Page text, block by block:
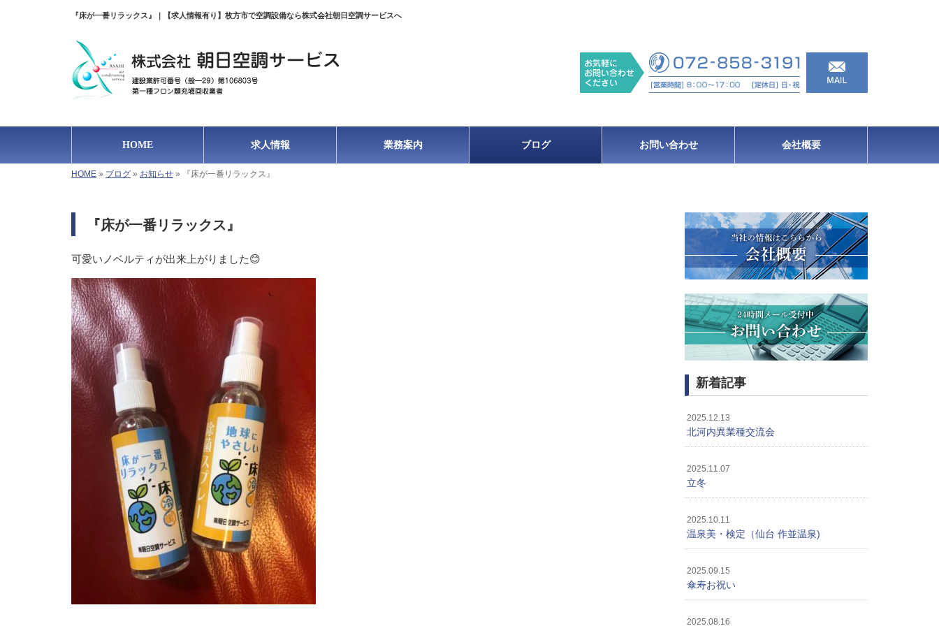
『床が一番リラックス』｜【求人情報有り】枚方市で空調設備なら株式会社朝日空調サービスへ
HOME 求人情報 業務案内 ブログ お問い合わせ 会社概要
HOME » ブログ » お知らせ » 『床が一番リラックス』
『床が一番リラックス』
可愛いノベルティが出来上がりました😊
新着記事
2025.12.13
北河内異業種交流会
2025.11.07
立冬
2025.10.11
温泉美・検定（仙台 作並温泉)
2025.09.15
傘寿お祝い
2025.08.16